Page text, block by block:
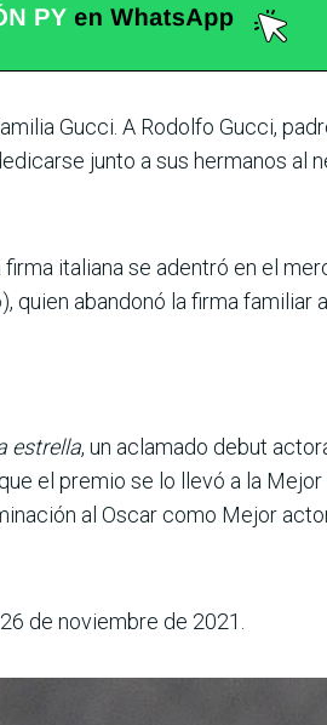
Gucci. A Rodolfo Gucci,
junto a sus hermanos al
italiana se adentró en el
quien abandonó la firma familiar
estrella, un aclamado debut
el premio se lo llevó a la Mejor
al Oscar como Mejor
de noviembre de 2021.